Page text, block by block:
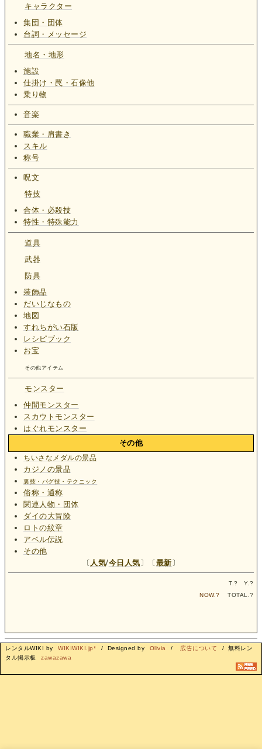
キャラクター
集団・団体
台詞・メッセージ
地名・地形
施設
仕掛け・罠・石像他
乗り物
音楽
職業・肩書き
スキル
称号
呪文
特技
合体・必殺技
特性・特殊能力
道具
武器
防具
装飾品
だいじなもの
地図
すれちがい石版
レシピブック
お宝
その他アイテム
モンスター
仲間モンスター
スカウトモンスター
はぐれモンスター
その他
ちいさなメダルの景品
カジノの景品
裏技・バグ技・テクニック
俗称・通称
関連人物・団体
ダイの大冒険
ロトの紋章
アベル伝説
その他
〔 人気/今日人気〕〔最新〕
T.? Y.?
NOW.? TOTAL.?
レンタルWIKI by WIKIWIKI.jp* / Designed by Olivia / 広告について
/ 無料レン
タル掲示板
zawazawa